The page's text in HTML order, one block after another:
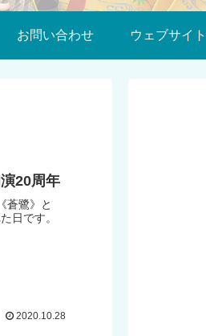
お問い合わせ ウェブサイト
20周年
蒼鷺》と
日です。
2020.10.28